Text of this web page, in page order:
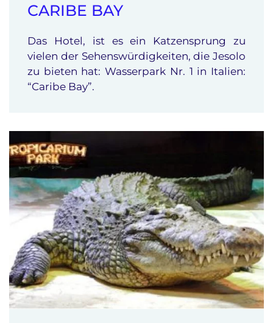
CARIBE BAY
Das Hotel, ist es ein Katzensprung zu
vielen der Sehenswürdigkeiten, die Jesolo
zu bieten hat: Wasserpark Nr. 1 in Italien:
“Caribe Bay”.